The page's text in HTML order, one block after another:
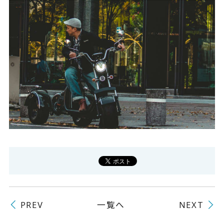
※類似品にご注意ください
ニュース
よくある質問
PREV 一覧へ NEXT